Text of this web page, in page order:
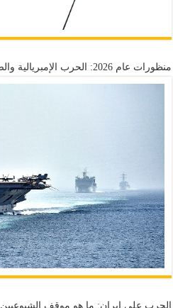
منظورات عام 2026: الحرب الإمبريالية والصراع الطبقي
الحرب على إيران: ما هو موقف الشيوعيين